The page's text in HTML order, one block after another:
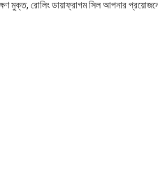
মুক্ত, রোলিং ডায়াফ্রাগম সিল আপনার